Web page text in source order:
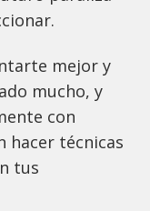
mejor y
mucho, y
con
hacer técnicas
tus